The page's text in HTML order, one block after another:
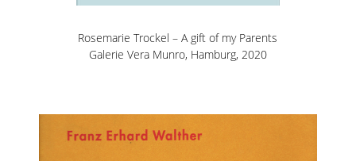
Rosemarie Trockel – A gift of my Parents
Galerie Vera Munro, Hamburg, 2020